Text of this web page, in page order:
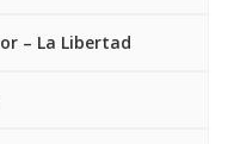
– La Libertad